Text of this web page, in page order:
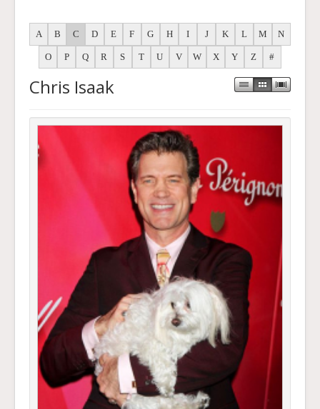
A B C D E F G H I J K L M N
O P Q R S T U V W X Y Z #
Chris Isaak